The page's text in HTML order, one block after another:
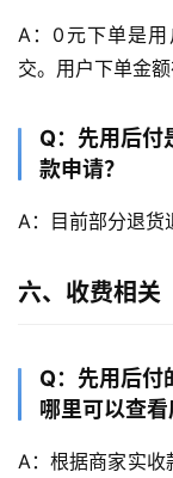
A：0元下单是
交。用户下单金
Q：先用后付
款申请？
A：目前部分退货
六、收费相关
Q：先用后付
哪里可以查看
A：根据商家实收